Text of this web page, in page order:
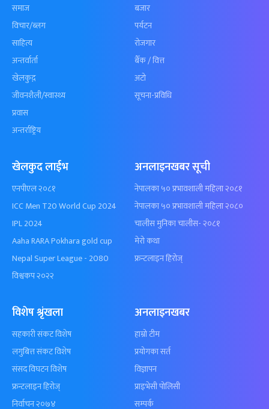
समाज
विचार/ब्लग
साहित्य
अन्तर्वार्ता
खेलकुद़़
जीवनशैली/स्वास्थ्य
प्रवास
अन्तर्राष्ट्रिय
बजार
पर्यटन
रोजगार
बैँक / वित्त
अटो
सूचना-प्रविधि
खेलकुद लाईभ
एनपीएल २०८१
ICC Men T20 World Cup 2024
IPL 2024
Aaha RARA Pokhara gold cup
Nepal Super League - 2080
विश्वकप २०२२
अनलाइनखबर सूची
नेपालका ५० प्रभावशाली महिला २०८१
नेपालका ५० प्रभावशाली महिला २०८०
चालीस मुनिका चालीस- २०८१
मेरो कथा
फ्रन्टलाइन हिरोज्
विशेष श्रृंखला
सहकारी संकट विशेष
लगुबित्त संकट विशेष
संसद विघटन विशेष
फ्रन्टलाइन हिरोज्
निर्वाचन २०७४
अनलाइनखबर
हाम्रो टीम
प्रयोगका सर्त
विज्ञापन
प्राइभेसी पोलिसी
सम्पर्क